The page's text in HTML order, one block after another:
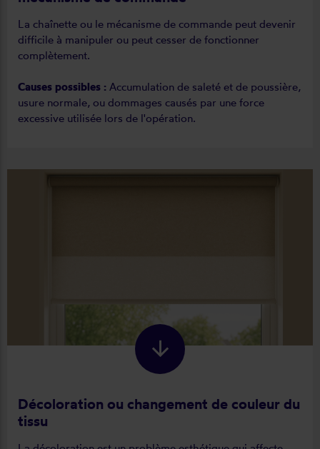
La chaînette ou le mécanisme de commande peut devenir
difficile à manipuler ou peut cesser de fonctionner
complètement.
Causes possibles : Accumulation de saleté et de poussière,
usure normale, ou dommages causés par une force
excessive utilisée lors de l'opération.
Décoloration ou changement de couleur du
tissu